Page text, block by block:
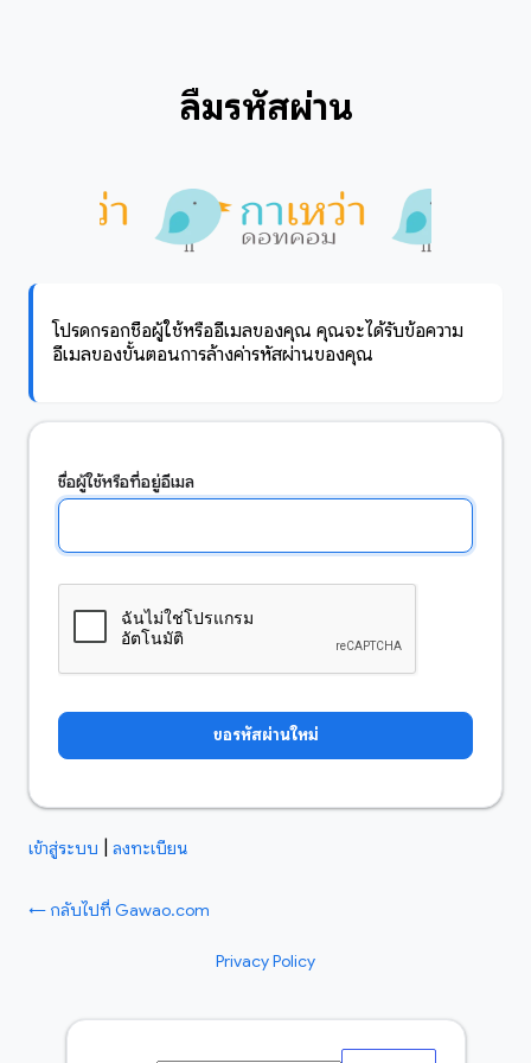
ลืมรหัสผ่าน
โปรดกรอกชื่อผู้ใช้หรืออีเมลของคุณ คุณจะได้รับข้อความ
อีเมลของขั้นตอนการล้างค่ารหัสผ่านของคุณ
ชื่อผู้ใช้หรือที่อยู่อีเมล
เข้าสู่ระบบ ลงทะเบียน
← กลับไปที่ Gawao.com
Privacy Policy